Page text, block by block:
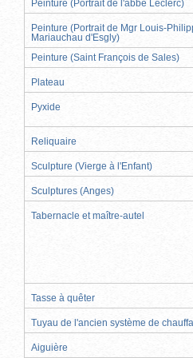
Peinture (Portrait de l'abbé Leclerc)
Peinture (Portrait de Mgr Louis-
Mariauchau d'Esgly)
Peinture (Saint François de Sales)
Plateau
Pyxide
Reliquaire
Sculpture (Vierge à l'Enfant)
Sculptures (Anges)
Tabernacle et maître-autel
Tasse à quêter
Tuyau de l'ancien système de
Aiguière